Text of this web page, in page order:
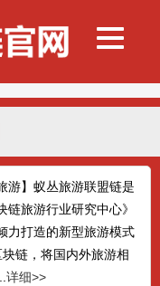
游】蚁丛旅游联盟链是
链旅游行业研究中心》
力打造的新型旅游模式
链，将国内外旅游相
详细>>